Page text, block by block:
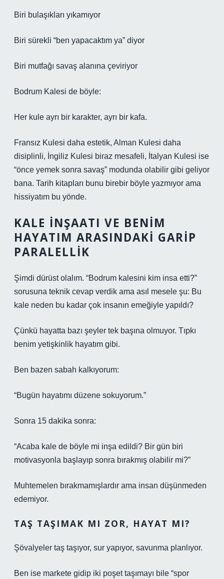
Biri bulaşıkları yıkamıyor
Biri sürekli “ben yapacaktım ya” diyor
Biri mutfağı savaş alanına çeviriyor
Bodrum Kalesi de böyle:
Her kule ayrı bir karakter, ayrı bir kafa.
Fransız Kulesi daha estetik, Alman Kulesi daha
disiplinli, İngiliz Kulesi biraz mesafeli, İtalyan Kulesi ise
“önce yemek sonra savaş” modunda olabilir gibi geliyor
bana. Tarih kitapları bunu birebir böyle yazmıyor ama
hissiyatım bu yönde.
KALE İNŞAATI VE BENIM
HAYATIM ARASINDAKI GARIP
PARALELLIK
Şimdi dürüst olalım. “Bodrum kalesini kim insa etti?”
sorusuna teknik cevap verdik ama asıl mesele şu: Bu
kale neden bu kadar çok insanın emeğiyle yapıldı?
Çünkü hayatta bazı şeyler tek başına olmuyor. Tıpkı
benim yetişkinlik hayatım gibi.
Ben bazen sabah kalkıyorum:
“Bugün hayatımı düzene sokuyorum.”
Sonra 15 dakika sonra:
“Acaba kale de böyle mi inşa edildi? Bir gün biri
motivasyonla başlayıp sonra bırakmış olabilir mi?”
Muhtemelen bırakmamışlardır ama insan düşünmeden
edemiyor.
TAŞ TAŞIMAK MI ZOR, HAYAT MI?
Şövalyeler taş taşıyor, sur yapıyor, savunma planlıyor.
Ben ise markete gidip iki poşet taşımayı bile “spor